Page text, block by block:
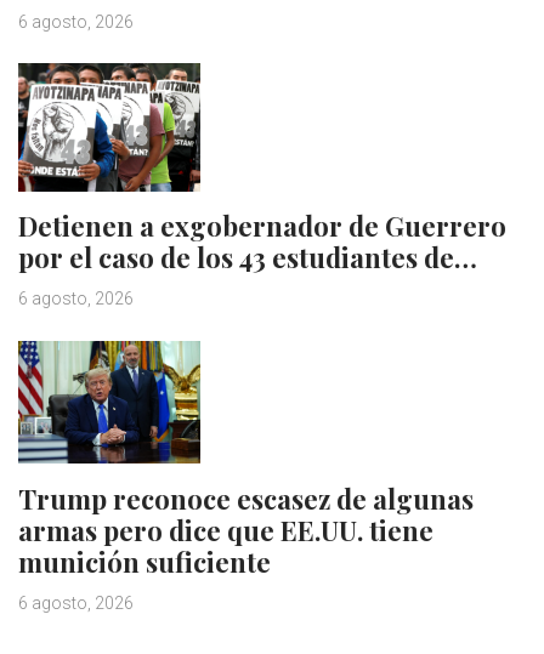
6 agosto, 2026
Detienen a exgobernador de Guerrero
por el caso de los 43 estudiantes de…
6 agosto, 2026
Trump reconoce escasez de algunas
armas pero dice que EE.UU. tiene
munición suficiente
6 agosto, 2026